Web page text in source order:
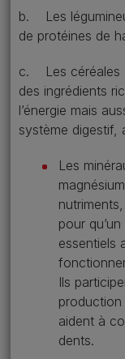
b. Les
de protéines de
c. Les céréales
des ingrédients
l’énergie mais
système digestif,
Les
pour
essentiels
Ils
production
aident à
dents.